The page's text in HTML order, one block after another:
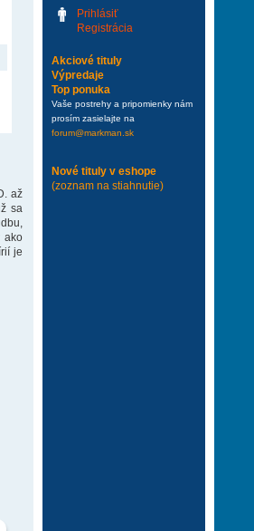
až
sa
ako
je
Prihlásiť
Registrácia
Akciové tituly
Výpredaje
Top ponuka
Vaše postrehy a pripomienky nám
prosím zasielajte na
forum@markman.sk
Nové tituly v eshope
(zoznam na stiahnutie)